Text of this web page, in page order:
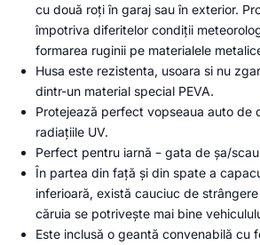
cu două roți în garaj sau în exterior.
împotriva diferitelor condiții
formarea ruginii pe materialele
Husa este rezistenta, usoara si nu
dintr-un material special PEVA.
Protejează perfect vopseaua auto de
radiațiile UV.
Perfect pentru iarnă – gata de șa/
În partea din față și din spate a
inferioară, există cauciuc de
căruia se potrivește mai bine
Este inclusă o geantă convenabilă cu